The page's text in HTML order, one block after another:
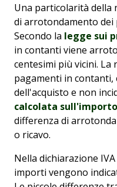
Una particolarità della
di arrotondamento dei
Secondo la legge sui
in contanti viene
centesimi più vicini. La
pagamenti in
dell'acquisto e non
calcolata
differenza di
o ricavo.
Nella dichiarazione IVA
importi vengono